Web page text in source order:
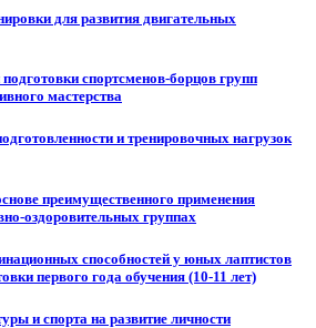
для развития двигательных
спортсменов-борцов групп
мастерства
и тренировочных нагрузок
преимущественного применения
оздоровительных группах
способностей у юных лаптистов
первого года обучения (10-11 лет)
и спорта на развитие личности